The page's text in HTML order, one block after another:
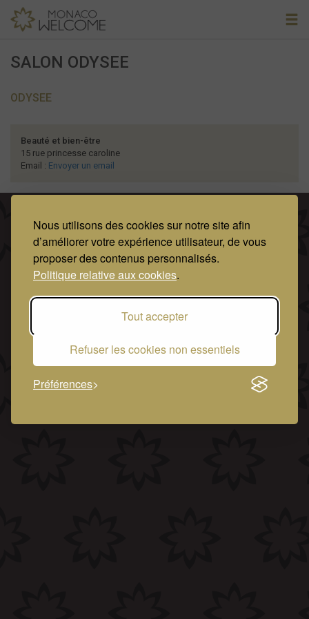
Nous utilisons des cookies sur notre site afin
d’améliorer votre expérience utilisateur, de vous
proposer des contenus personnalisés.
Politique relative aux cookies.
Tout accepter
Refuser les cookies non essentiels
Préférences
SALON ODYSEE
ODYSEE
Beauté et bien-être
15 rue princesse caroline
Email : Envoyer un email
Protection des données personnelles